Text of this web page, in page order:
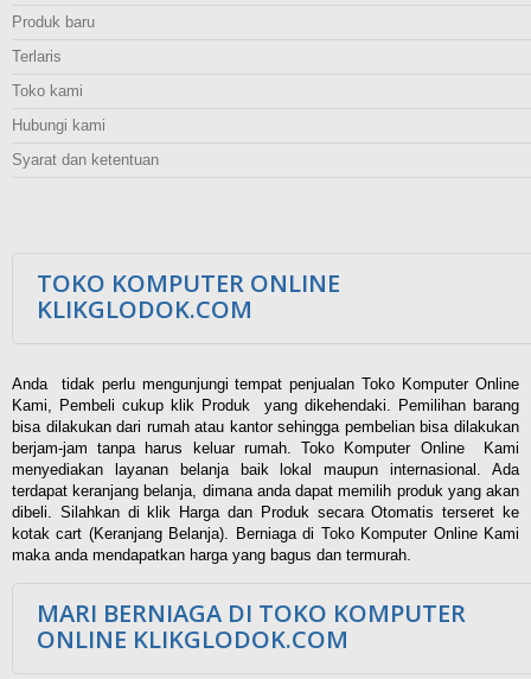
Produk baru
Terlaris
Toko kami
Hubungi kami
Syarat dan ketentuan
TOKO KOMPUTER ONLINE
KLIKGLODOK.COM
Anda tidak perlu mengunjungi tempat penjualan Toko Komputer Online
Kami, Pembeli cukup klik Produk yang dikehendaki. Pemilihan barang
bisa dilakukan dari rumah atau kantor sehingga pembelian bisa dilakukan
berjam-jam tanpa harus keluar rumah. Toko Komputer Online Kami
menyediakan layanan belanja baik lokal maupun internasional. Ada
terdapat keranjang belanja, dimana anda dapat memilih produk yang akan
dibeli. Silahkan di klik Harga dan Produk secara Otomatis terseret ke
kotak cart (Keranjang Belanja). Berniaga di Toko Komputer Online Kami
maka anda mendapatkan harga yang bagus dan termurah.
MARI BERNIAGA DI TOKO KOMPUTER
ONLINE KLIKGLODOK.COM